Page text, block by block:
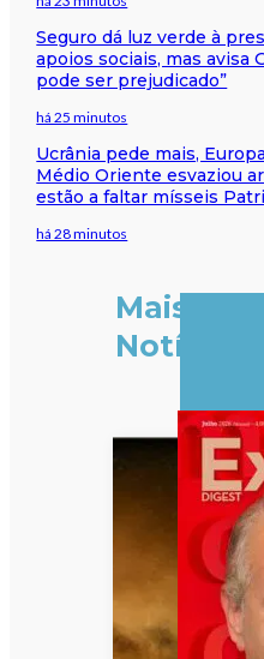
Seguro dá luz verde à
apoios sociais, mas avisa
pode ser prejudicado”
há 25 minutos
Ucrânia pede mais,
Médio Oriente esvaziou
estão a faltar mísseis
há 28 minutos
Mais
Notícias